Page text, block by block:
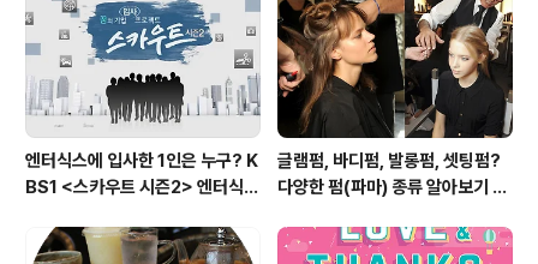
벤트를 공유해 주세요. 2. 본인이 공유한 URL을 이벤트 페
이지 내 응모 페이지에 응모하면 끝! [이벤트 경품] - 1..
엔터식스에 입사한 1인은 누구? K
BS1 <스카우트 시즌2> 엔터식스
글램펌, 바디펌, 발롱펌, 셋팅펌?
다양한 펌(파마) 종류 알아보기 여